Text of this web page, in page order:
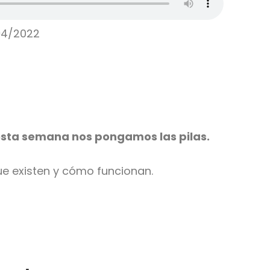
2022
semana nos pongamos las pilas.
existen y cómo funcionan.